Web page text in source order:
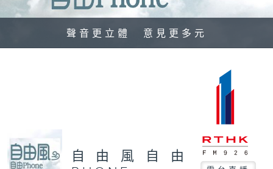
聲音更立體 意見更多元
自由風自由